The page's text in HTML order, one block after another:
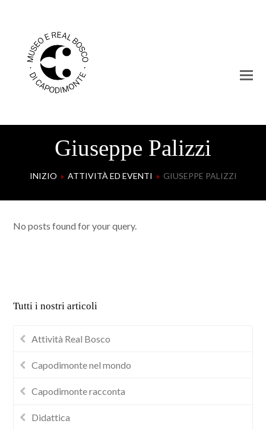
Giuseppe Palizzi
INIZIO » ATTIVITÀ ED EVENTI » GIUSEPPE PALIZZI
No posts found for your query.
Tutti i nostri articoli
Attività Real Bosco
Capodimonte nel mondo
Capodimonte racconta
Didattica